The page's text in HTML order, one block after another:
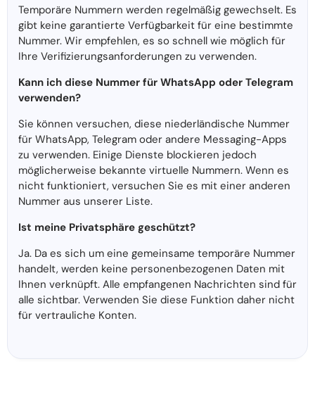
Temporäre Nummern werden regelmäßig gewechselt. Es
gibt keine garantierte Verfügbarkeit für eine bestimmte
Nummer. Wir empfehlen, es so schnell wie möglich für
Ihre Verifizierungsanforderungen zu verwenden.
Kann ich diese Nummer für WhatsApp oder Telegram
verwenden?
Sie können versuchen, diese niederländische Nummer
für WhatsApp, Telegram oder andere Messaging-Apps
zu verwenden. Einige Dienste blockieren jedoch
möglicherweise bekannte virtuelle Nummern. Wenn es
nicht funktioniert, versuchen Sie es mit einer anderen
Nummer aus unserer Liste.
Ist meine Privatsphäre geschützt?
Ja. Da es sich um eine gemeinsame temporäre Nummer
handelt, werden keine personenbezogenen Daten mit
Ihnen verknüpft. Alle empfangenen Nachrichten sind für
alle sichtbar. Verwenden Sie diese Funktion daher nicht
für vertrauliche Konten.